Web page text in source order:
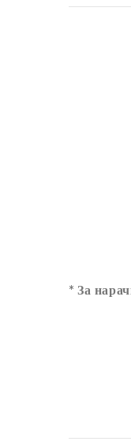
* За